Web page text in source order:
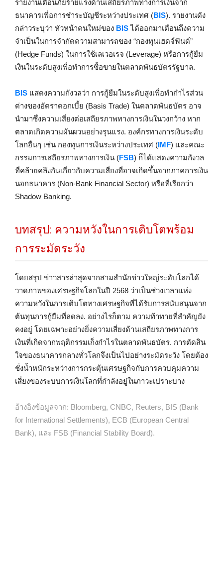
รายงานเตือนภัยร้ายแรงด้านเสถียรภาพทางการเงินจาก
ธนาคารเพื่อการชำระบัญชีระหว่างประเทศ (BIS). รายงานดัง
กล่าวระบุว่า หัวหน้าคนใหม่ของ BISได้ออกมาเตือนถึงความ
จำเป็นในการจำกัดความสามารถของ “กองทุนเฮดจ์ฟันด์”
(Hedge Funds) ในการใช้เลเวอเรจ (Leverage) หรือการกู้ยืม
เงินในระดับสูงเพื่อทำการซื้อขายในตลาดพันธบัตรรัฐบาล.
BIS แสดงความกังวลว่า การกู้ยืมในระดับสูงเพื่อทำกำไรส่วน
ต่างของอัตราดอกเบี้ย (Basis Trade) ในตลาดพันธบัตร อาจ
นำมาซึ่งความเสี่ยงต่อเสถียรภาพทางการเงินในวงกว้าง หาก
ตลาดเกิดความผันผวนอย่างรุนแรง. องค์กรทางการเงินระดับ
โลกอื่นๆ เช่น กองทุนการเงินระหว่างประเทศ (IMF) และคณะ
กรรมการเสถียรภาพทางการเงิน (FSB) ก็ได้แสดงความกังวล
ที่คล้ายคลึงกันเกี่ยวกับความเสี่ยงที่อาจเกิดขึ้นจากภาคการเงิน
นอกธนาคาร (Non-Bank Financial Sector) หรือที่เรียกว่า
Shadow Banking.
บทสรุป: ความหวังในการเติบโตพร้อม
การระมัดระวัง
โดยสรุป ข่าวสารล่าสุดจากสามสำนักข่าวใหญ่ระดับโลกได้
วาดภาพของเศรษฐกิจโลกในปี 2568 ว่าเป็นช่วงเวลาแห่ง
ความหวังในการเติบโตทางเศรษฐกิจที่ได้รับการสนับสนุนจาก
ต้นทุนการกู้ยืมที่ลดลง. อย่างไรก็ตาม ความท้าทายที่สำคัญยัง
คงอยู่ โดยเฉพาะอย่างยิ่งความเสี่ยงด้านเสถียรภาพทางการ
เงินที่เกิดจากพฤติกรรมเก็งกำไรในตลาดพันธบัตร. การตัดสิน
ใจของธนาคารกลางทั่วโลกจึงเป็นไปอย่างระมัดระวัง โดยต้อง
ชั่งน้ำหนักระหว่างการกระตุ้นเศรษฐกิจกับการควบคุมความ
เสี่ยงของระบบการเงินโลกที่กำลังอยู่ในภาวะเปราะบาง
อ้างอิงข้อมูลจาก: Bloomberg, CNBC, Reuters, BIS (Bank
for International Settlements), ECB (European Central
Bank), และ FSB (Financial Stability Board).